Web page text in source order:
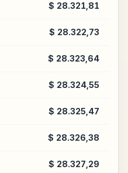
$ 28.321,81
$ 28.322,73
$ 28.323,64
$ 28.324,55
$ 28.325,47
$ 28.326,38
$ 28.327,29